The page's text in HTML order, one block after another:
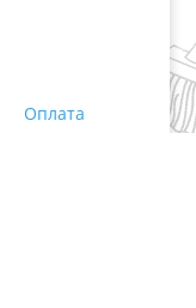
Оплата